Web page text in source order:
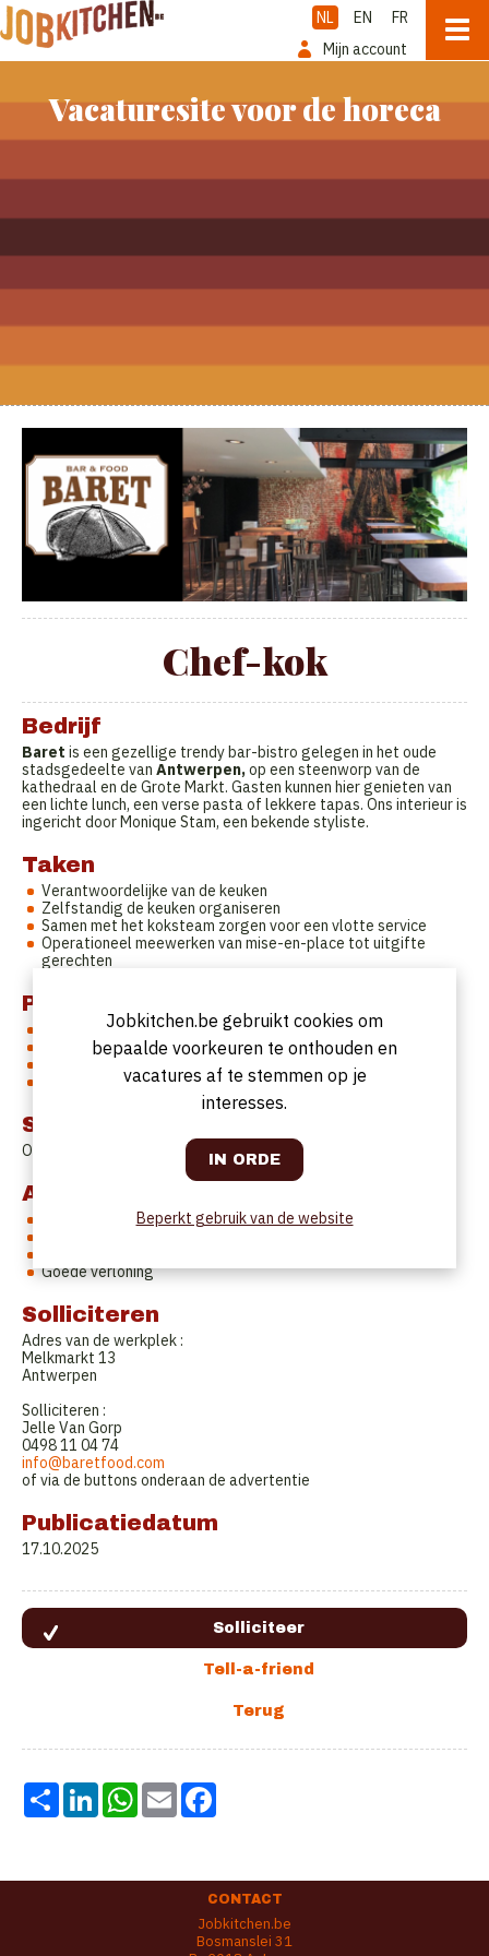
NL EN
FR
Mijn account
Vacaturesite voor de horeca
Chef-kok
Bedrijf
Baret is een gezellige trendy bar-bistro gelegen in het oude
stadsgedeelte van Antwerpen,op een steenworp van de
kathedraal en de Grote Markt. Gasten kunnen hier genieten van
een lichte lunch, een verse pasta of lekkere tapas. Ons interieur is
ingericht door Monique Stam, een bekende styliste.
Taken
Verantwoordelijke van de keuken
Zelfstandig de keuken organiseren
Samen met het koksteam zorgen voor een vlotte service
Operationeel meewerken van mise-en-place tot uitgifte
gerechten
Profiel
M/V met ervaring
Die snel en efficient kan werken
En hoog volume aankan
Teamplayer die ook zelfstandig kan werken
Startdatum
Onmiddellijke indiensttreding
Aanbod
Vast dienstverband - voltijds
Goede verloning
Solliciteren
Adres van de werkplek :
Melkmarkt 13
Antwerpen
Solliciteren :
Jelle Van Gorp
0498 11 04 74
info@baretfood.com
of via de buttons onderaan de advertentie
Publicatiedatum
17.10.2025
Share LinkedInWhatsApp
Email
CONTACT
Jobkitchen.be
Bosmanslei 31
Jobkitchen.be gebruikt cookies om
bepaalde voorkeuren te onthouden en
vacatures af te stemmen op je
interesses.
Beperkt gebruik van de website